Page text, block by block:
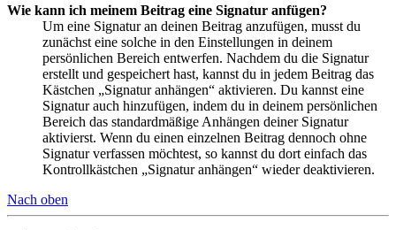
Wie kann ich meinem Beitrag eine Signatur anfügen?
Um eine Signatur an deinen Beitrag anzufügen, musst du
zunächst eine solche in den Einstellungen in deinem
persönlichen Bereich entwerfen. Nachdem du die Signatur
erstellt und gespeichert hast, kannst du in jedem Beitrag das
Kästchen „Signatur anhängen“ aktivieren. Du kannst eine
Signatur auch hinzufügen, indem du in deinem persönlichen
Bereich das standardmäßige Anhängen deiner Signatur
aktivierst. Wenn du einen einzelnen Beitrag dennoch ohne
Signatur verfassen möchtest, so kannst du dort einfach das
Kontrollkästchen „Signatur anhängen“ wieder deaktivieren.
Nach oben